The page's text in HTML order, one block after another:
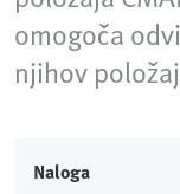
omogoča
njihov
Naloga